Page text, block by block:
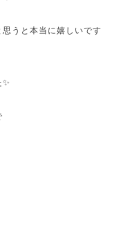
うと本当に嬉しいです